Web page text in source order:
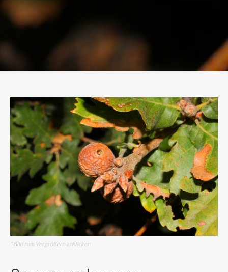
* Bild zum Vergrößern anklicken